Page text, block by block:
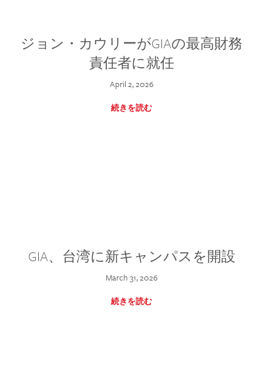
ジョン・カウリーがGIAの最高財務
責任者に就任
April 2, 2026
続きを読む
GIA、台湾に新キャンパスを開設
March 31, 2026
続きを読む